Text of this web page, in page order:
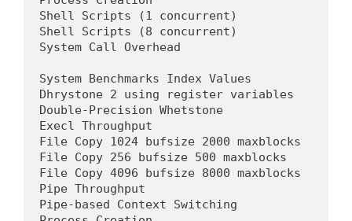
Shell Scripts (1 concurrent)
Shell Scripts (8 concurrent)
System Call Overhead
System Benchmarks Index Values
Dhrystone 2 using register variables
Double-Precision Whetstone
Execl Throughput
File Copy 1024 bufsize 2000 maxblocks
File Copy 256 bufsize 500 maxblocks
File Copy 4096 bufsize 8000 maxblocks
Pipe Throughput
Pipe-based Context Switching